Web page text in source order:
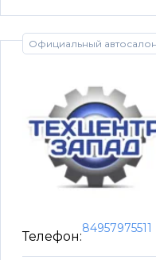
Официальный автосалон
Телефон:
84957975511